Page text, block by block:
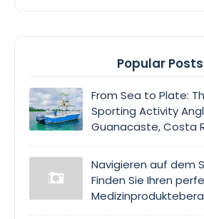
Popular Posts
From Sea to Plate:
Sporting Activity
Guanacaste, Costa
Navigieren auf dem
Finden Sie Ihren